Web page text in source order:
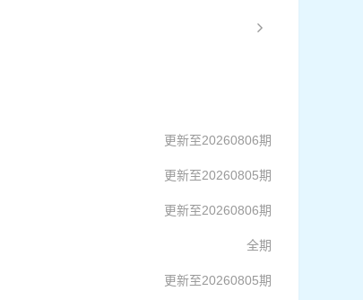
更新至20260806期
更新至20260805期
更新至20260806期
全期
更新至20260805期